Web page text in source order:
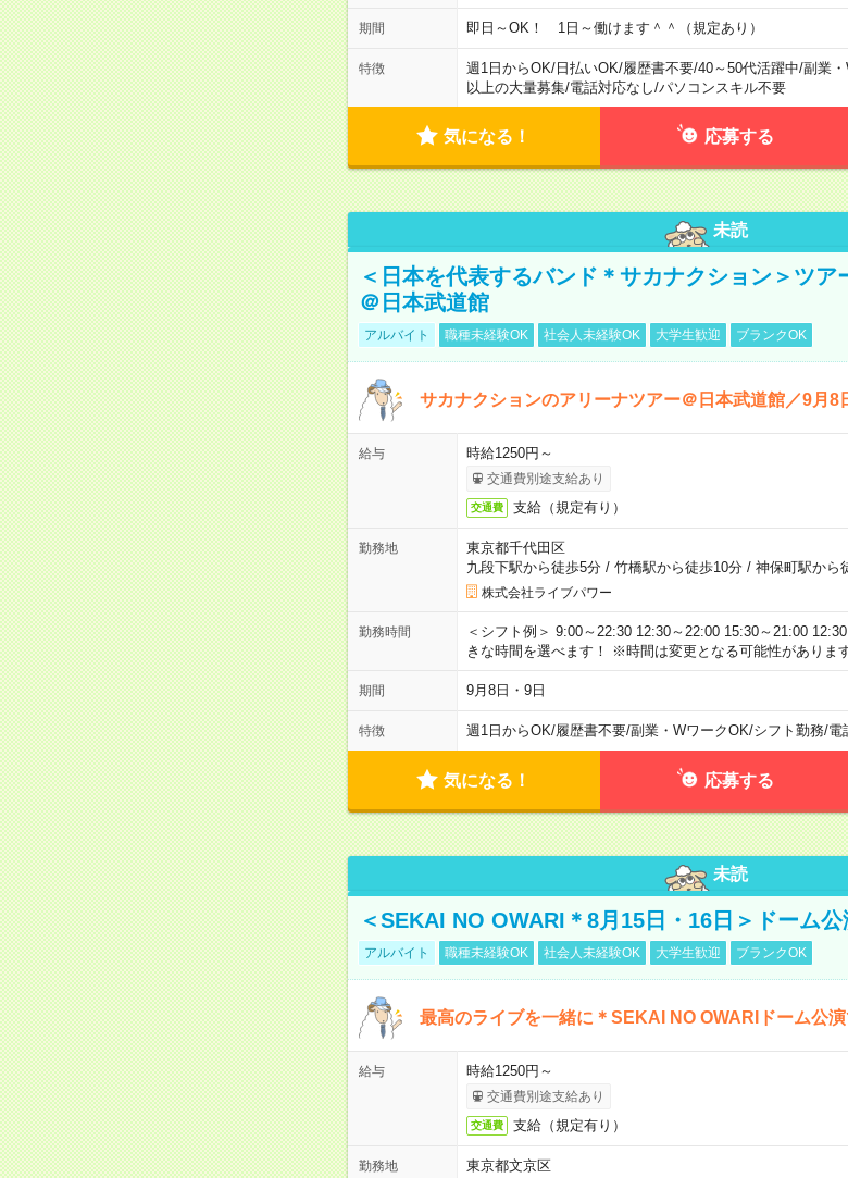
期間 即日～OK！ 1日～働けます＾＾（規定あり）
特徴 週1日からOK/日払いOK/履歴書不要/40～50代活躍中/副業
以上の大量募集/電話対応なし/パソコンスキル不要
気になる！ 応募する
未読
＜日本を代表するバンド＊サカナクション＞ツア
＠日本武道館
アルバイト 職種未経験OK 社会人未経験OK 大学生歓迎 ブランクOK
サカナクションのアリーナツアー＠日本武道館／9月8
給与 時給1250円～
交通費別途支給あり
交通費 支給（規定有り）
勤務地
東京都千代田区
九段下駅から徒歩5分/ 竹橋駅から徒歩10分/ 神保町駅から
株式会社ライブパワー
勤務時間
＜シフト例＞ 9:00～22:30 12:30～22:00 15:30～21:00
きな時間を選べます！ ※時間は変更となる可能性がありま
期間 9月8日・9日
特徴 週1日からOK/履歴書不要/副業・WワークOK/シフト勤務/電
気になる！ 応募する
未読
＜SEKAI NO OWARI＊8月15日・16日＞ドーム
アルバイト 職種未経験OK 社会人未経験OK 大学生歓迎 ブランクOK
最高のライブを一緒に＊SEKAI NO OWARIドーム公
給与 時給1250円～
交通費別途支給あり
交通費 支給（規定有り）
勤務地
東京都文京区